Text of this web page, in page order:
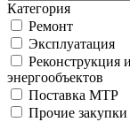
Категория
Ремонт
Эксплуатация
Реконструкция
энергообъектов
Поставка МТР
Прочие закупки